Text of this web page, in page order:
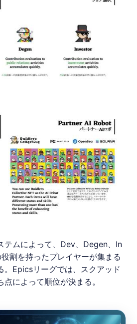
テムによって、Dev、Degen、In
割を持ったプレイヤーが集まる
Epicsリーグでは、スクアッド
によって順位が決まる。